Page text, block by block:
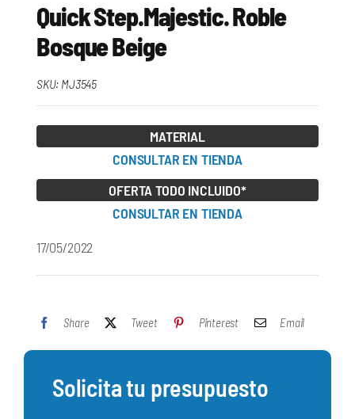
Quick Step.Majestic. Roble
Bosque Beige
SKU: MJ3545
MATERIAL
CONSULTAR EN TIENDA
OFERTA TODO INCLUIDO*
CONSULTAR EN TIENDA
17/05/2022
Share Tweet Pinterest Email
Solicita tu presupuesto